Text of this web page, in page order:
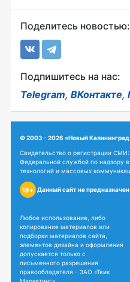
Поделитесь новостью:
Подпишитесь на нас:
Telegram, ВКонтакте,
© 2003 - 2026 «Новый
Свидетельство о регистрации
Федеральной службой по надзору
технологий и массовых
18+ Данный сайт не
Любое использование, либо
копирование материалов или
подборки материалов сайта,
элементов дизайна и оформления
допускается только с
письменного разрешения
правообладателя - ЗАО «Твик